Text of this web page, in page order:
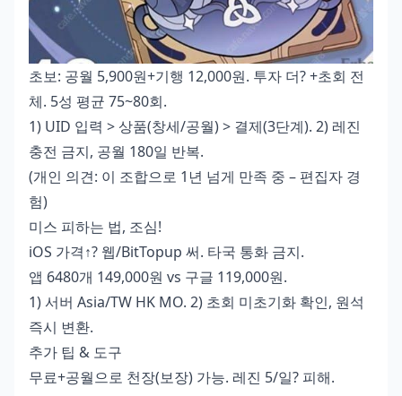
초보: 공월 5,900원+기행 12,000원. 투자 더? +초회 전
체. 5성 평균 75~80회.
1) UID 입력 > 상품(창세/공월) > 결제(3단계). 2) 레진
충전 금지, 공월 180일 반복.
(개인 의견: 이 조합으로 1년 넘게 만족 중 – 편집자 경
험)
미스 피하는 법, 조심!
iOS 가격↑? 웹/BitTopup 써. 타국 통화 금지.
앱 6480개 149,000원 vs 구글 119,000원.
1) 서버 Asia/TW HK MO. 2) 초회 미초기화 확인, 원석
즉시 변환.
추가 팁 & 도구
무료+공월으로 천장(보장) 가능. 레진 5/일? 피해.